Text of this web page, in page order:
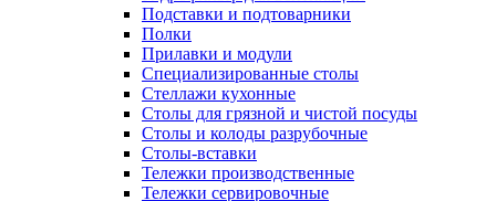
Подставки и подтоварники
Полки
Прилавки и модули
Специализированные столы
Стеллажи кухонные
Столы для грязной и чистой посуды
Столы и колоды разрубочные
Столы-вставки
Тележки производственные
Тележки сервировочные